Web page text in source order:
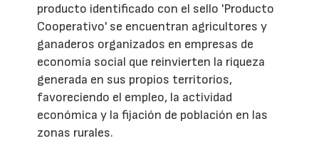
producto identificado con el sello 'Producto
Cooperativo' se encuentran agricultores y
ganaderos organizados en empresas de
economía social que reinvierten la riqueza
generada en sus propios territorios,
favoreciendo el empleo, la actividad
económica y la fijación de población en las
zonas rurales.